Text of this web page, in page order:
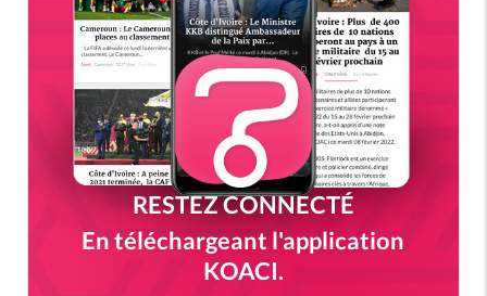
RESTEZ CONNECTÉ
En téléchargeant l'application
KOACI.